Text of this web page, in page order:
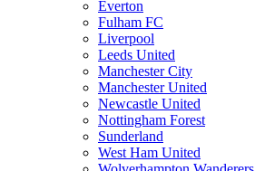
Everton
Fulham FC
Liverpool
Leeds United
Manchester City
Manchester United
Newcastle United
Nottingham Forest
Sunderland
West Ham United